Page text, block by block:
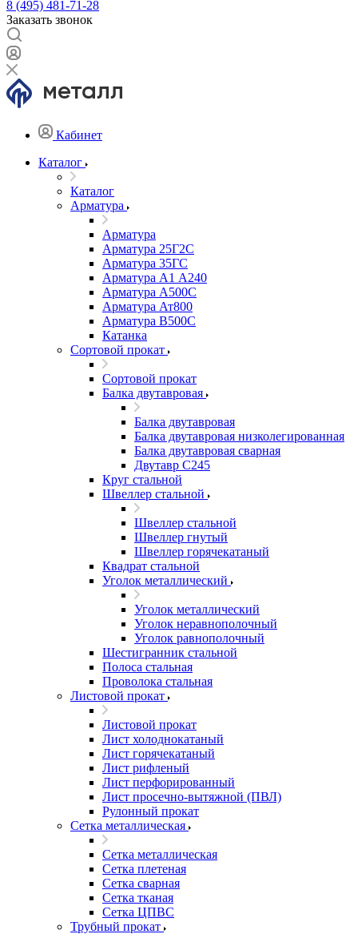
8 (495) 481-71-28
Заказать звонок
Кабинет
Каталог
Каталог
Арматура
Арматура
Арматура 25Г2С
Арматура 35ГС
Арматура А1 А240
Арматура А500С
Арматура Ат800
Арматура В500С
Катанка
Сортовой прокат
Сортовой прокат
Балка двутавровая
Балка двутавровая
Балка двутавровая низколегированная
Балка двутавровая сварная
Двутавр С245
Круг стальной
Швеллер стальной
Швеллер стальной
Швеллер гнутый
Швеллер горячекатаный
Квадрат стальной
Уголок металлический
Уголок металлический
Уголок неравнополочный
Уголок равнополочный
Шестигранник стальной
Полоса стальная
Проволока стальная
Листовой прокат
Листовой прокат
Лист холоднокатаный
Лист горячекатаный
Лист рифленый
Лист перфорированный
Лист просечно-вытяжной (ПВЛ)
Рулонный прокат
Сетка металлическая
Сетка металлическая
Сетка плетеная
Сетка сварная
Сетка тканая
Сетка ЦПВС
Трубный прокат